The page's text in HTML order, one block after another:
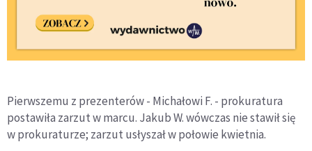
Pierwszemu z prezenterów - Michałowi F. - prokuratura
postawiła zarzut w marcu. Jakub W. wówczas nie stawił się
w prokuraturze; zarzut usłyszał w połowie kwietnia.